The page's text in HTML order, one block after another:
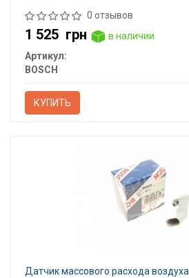
0 отзывов
1 525 грн
в наличии
Артикул:
BOSCH
КУПИТЬ
Датчик массового расхода воздуха